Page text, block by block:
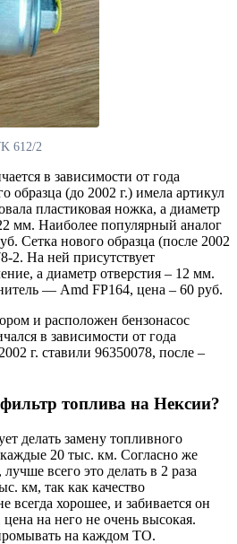
612/2
в зависимости от года
образца (до 2002 г.) имела артикул
пластиковая ножка, а диаметр
мм. Наиболее популярный аналог
Сетка нового образца (после 2002
2. На ней присутствует
а диаметр отверстия – 12 мм.
— Amd FP164, цена – 60 руб.
и расположен бензонасос
в зависимости от года
г. ставили 96350078, после –
топлива на Нексии?
делать замену топливного
20 тыс. км. Согласно же
всего это делать в 2 раза
км, так как качество
всегда хорошее, и забивается он
на него не очень высокая.
на каждом ТО.